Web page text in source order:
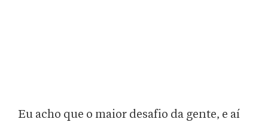
Eu acho que o maior desafio da gente, e aí